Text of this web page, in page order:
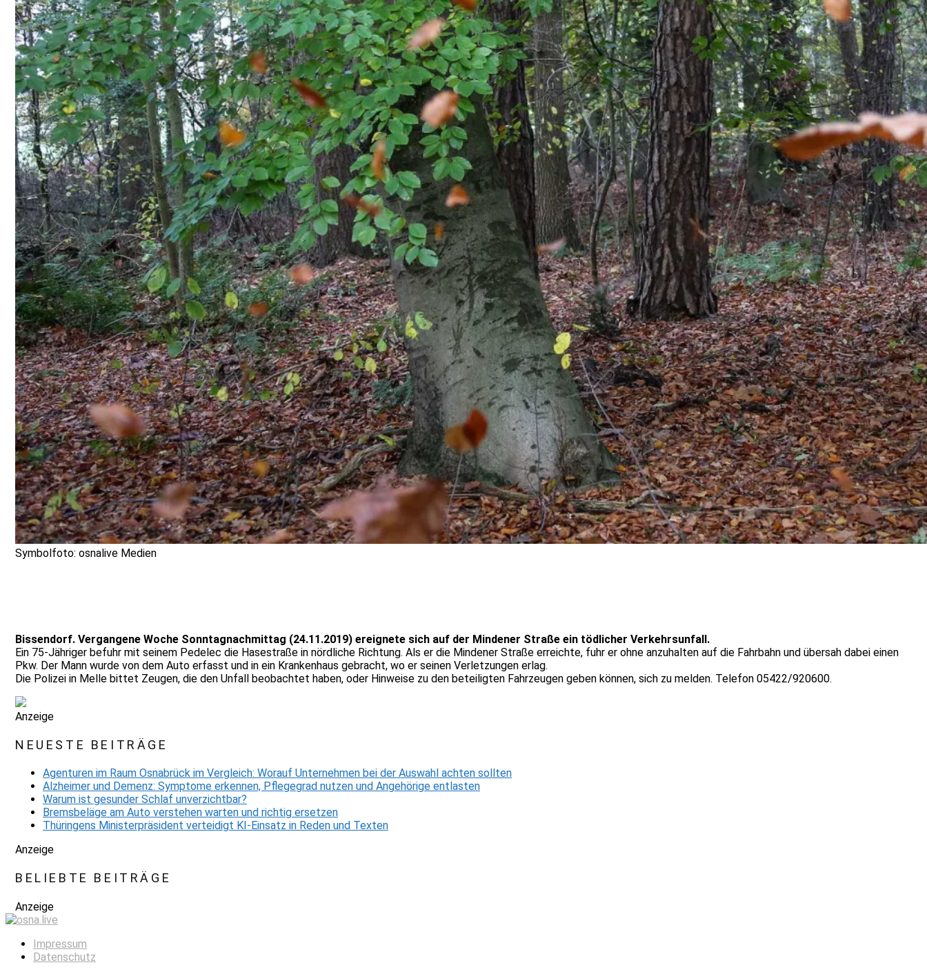
Symbolfoto: osnalive Medien
Bissendorf. Vergangene Woche Sonntagnachmittag (24.11.2019) ereignete sich auf der Mindener Straße ein tödlicher Verkehrsunfall.
Ein 75-Jähriger befuhr mit seinem Pedelec die Hasestraße in nördliche Richtung. Als er die Mindener Straße erreichte, fuhr er ohne anzuhalten auf die Fahrbahn und übersah dabei einen
Pkw. Der Mann wurde von dem Auto erfasst und in ein Krankenhaus gebracht, wo er seinen Verletzungen erlag.
Die Polizei in Melle bittet Zeugen, die den Unfall beobachtet haben, oder Hinweise zu den beteiligten Fahrzeugen geben können, sich zu melden. Telefon 05422/920600.
Anzeige
NEUESTE BEITRÄGE
Agenturen im Raum Osnabrück im Vergleich: Worauf Unternehmen bei der Auswahl achten sollten
Alzheimer und Demenz: Symptome erkennen, Pflegegrad nutzen und Angehörige entlasten
Warum ist gesunder Schlaf unverzichtbar?
Bremsbeläge am Auto verstehen warten und richtig ersetzen
Thüringens Ministerpräsident verteidigt KI-Einsatz in Reden und Texten
Anzeige
BELIEBTE BEITRÄGE
Anzeige
Impressum
Datenschutz